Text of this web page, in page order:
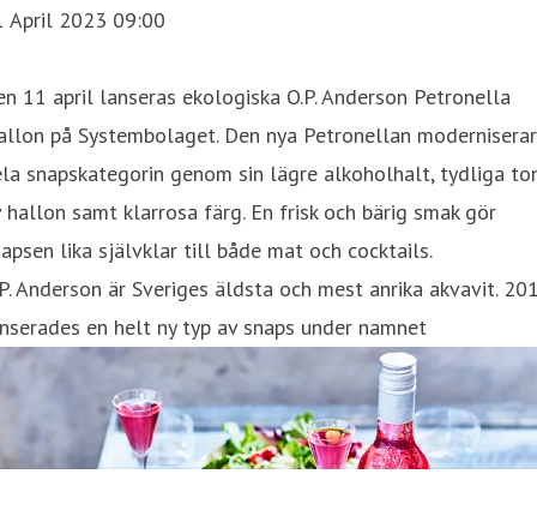
April 2023 09:00
11 april lanseras ekologiska O.P. Anderson Petronella
på Systembolaget. Den nya Petronellan moderniserar
snapskategorin genom sin lägre alkoholhalt, tydliga
hallon samt klarrosa färg. En frisk och bärig smak gör
lika självklar till både mat och cocktails.
Anderson är Sveriges äldsta och mest anrika akvavit.
en helt ny typ av snaps under namnet